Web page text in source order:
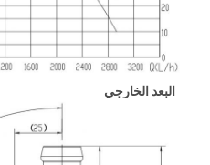
البعد الخارجي